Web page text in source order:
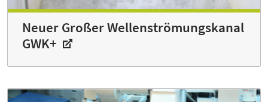
Neuer Großer Wellenströmungskanal
GWK+